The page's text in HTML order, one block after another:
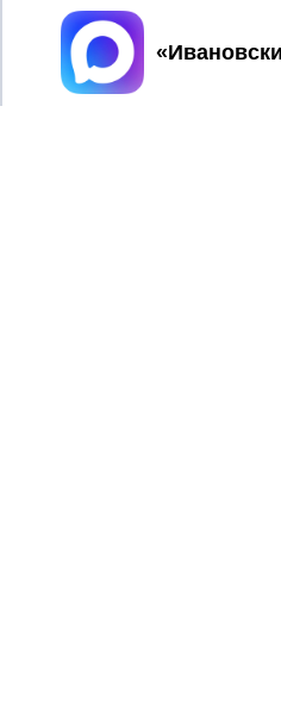
Принять